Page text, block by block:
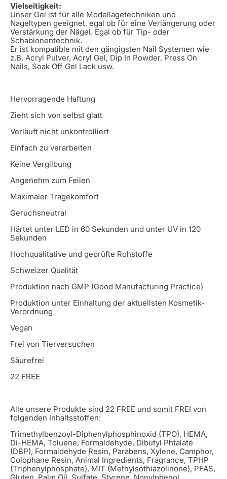
Vielseitigkeit:
Unser Gel ist für alle Modellagetechniken und
Nageltypen geeignet, egal ob für eine Verlängerung oder
Verstärkung der Nägel. Egal ob für Tip- oder
Schablonentechnik.
Er ist kompatible mit den gängigsten Nail Systemen wie
z.B. Acryl Pulver, Acryl Gel, Dip In Powder, Press On
Nails, Soak Off Gel Lack usw.
Hervorragende Haftung
Zieht sich von selbst glatt
Verläuft nicht unkontrolliert
Einfach zu verarbeiten
Keine Vergilbung
Angenehm zum Feilen
Maximaler Tragekomfort
Geruchsneutral
Härtet unter LED in 60 Sekunden und unter UV in 120
Sekunden
Hochqualitative und geprüfte Rohstoffe
Schweizer Qualität
Produktion nach GMP (Good Manufacturing Practice)
Produktion unter Einhaltung der aktuellsten Kosmetik-
Verordnung
Vegan
Frei von Tierversuchen
Säurefrei
22 FREE
Alle unsere Produkte sind 22 FREE und somit FREI von
folgenden Inhaltsstoffen:
Trimethylbenzoyl-Diphenylphosphinoxid (TPO), HEMA,
Di-HEMA, Toluene, Formaldehyde, Dibutyl Phtalate
(DBP), Formaldehyde Resin, Parabens, Xylene, Camphor,
Colophane Resin, Animal Ingredients, Fragrance, TPHP
(Triphenylphosphate), MIT (Methylsothiazolinone), PFAS,
Gluten, Palm Oil, Sulfate, Styrene, Nonylphenol